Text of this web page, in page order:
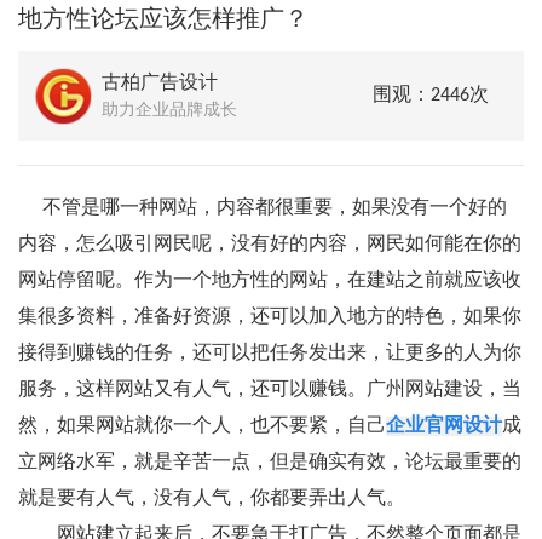
地方性论坛应该怎样推广？
古柏广告设计
助力企业品牌成长
围观：2446次
不管是哪一种网站，内容都很重要，如果没有一个好的
内容，怎么吸引网民呢，没有好的内容，网民如何能在你的
网站停留呢。作为一个地方性的网站，在建站之前就应该收
集很多资料，准备好资源，还可以加入地方的特色，如果你
接得到赚钱的任务，还可以把任务发出来，让更多的人为你
服务，这样网站又有人气，还可以赚钱。广州网站建设，当
然，如果网站就你一个人，也不要紧，自己企业官网设计成
立网络水军，就是辛苦一点，但是确实有效，论坛最重要的
就是要有人气，没有人气，你都要弄出人气。